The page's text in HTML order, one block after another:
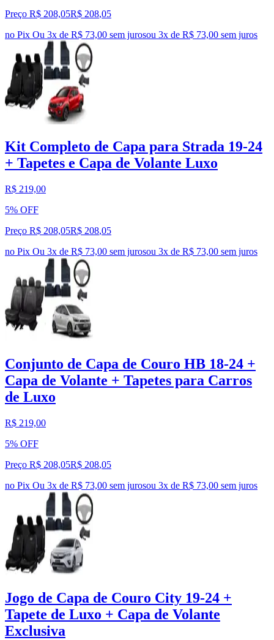
Preço R$ 208,05R$ 208,05
no Pix Ou 3x de R$ 73,00 sem jurosou 3x de R$ 73,00 sem juros
Kit Completo de Capa para Strada 19-24
+ Tapetes e Capa de Volante Luxo
R$ 219,00
5% OFF
Preço R$ 208,05R$ 208,05
no Pix Ou 3x de R$ 73,00 sem jurosou 3x de R$ 73,00 sem juros
Conjunto de Capa de Couro HB 18-24 +
Capa de Volante + Tapetes para Carros
de Luxo
R$ 219,00
5% OFF
Preço R$ 208,05R$ 208,05
no Pix Ou 3x de R$ 73,00 sem jurosou 3x de R$ 73,00 sem juros
Jogo de Capa de Couro City 19-24 +
Tapete de Luxo + Capa de Volante
Exclusiva